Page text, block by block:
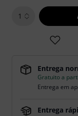
1
Entrega
Gratuito a
Entrega em
Entrega